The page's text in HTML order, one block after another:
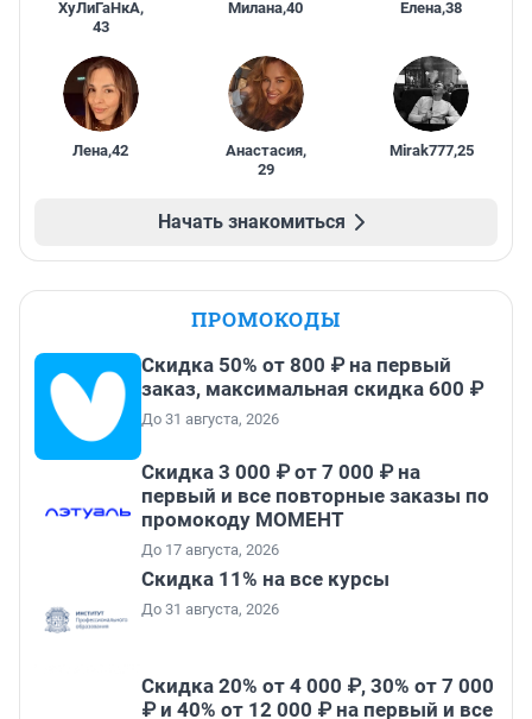
ХуЛиГаНкА,
43
Милана,40 Елена,38
Лена,42 Анастасия,
29
Mirak777,25
Начать знакомиться
ПРОМОКОДЫ
Скидка 50% от 800 ₽ на первый
заказ, максимальная скидка 600 ₽
До 31 августа, 2026
Скидка 3 000 ₽ от 7 000 ₽ на
первый и все повторные заказы по
промокоду МОМЕНТ
До 17 августа, 2026
Скидка 11% на все курсы
До 31 августа, 2026
Скидка 20% от 4 000 ₽, 30% от 7 000
₽ и 40% от 12 000 ₽ на первый и все